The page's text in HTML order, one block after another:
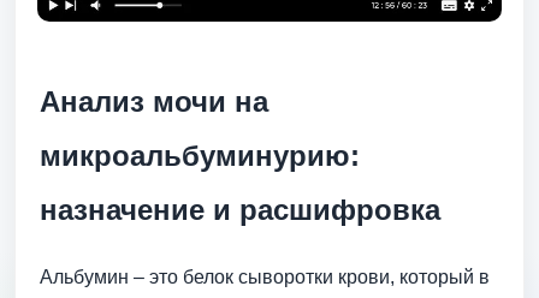
Анализ мочи на
микроальбуминурию:
назначение и расшифровка
Альбумин – это белок сыворотки крови, который в